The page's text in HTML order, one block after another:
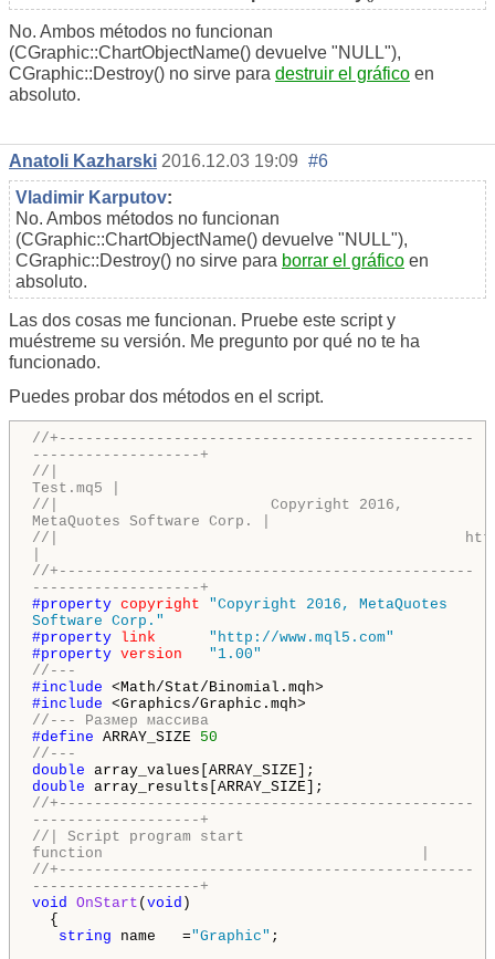
No. Ambos métodos no funcionan
(CGraphic::ChartObjectName() devuelve "NULL"),
CGraphic::Destroy() no sirve para destruir el gráfico en
absoluto.
Anatoli Kazharski 2016.12.03 19:09 #6
Vladimir Karputov:
No. Ambos métodos no funcionan
(CGraphic::ChartObjectName() devuelve "NULL"),
CGraphic::Destroy() no sirve para borrar el gráfico en
absoluto.
Las dos cosas me funcionan. Pruebe este script y
muéstreme su versión. Me pregunto por qué no te ha
funcionado.
Puedes probar dos métodos en el script.
//+-----------------------------------------------
-------------------+
//
Test.mq5 |
//| Copyright 2016,
MetaQuotes Software Corp. |
//| http://
//+-----------------------------------------------
-------------------+
#property copyright
"Copyright 2016, MetaQuotes
Software Corp."
#property link
"http://www.mql5.com"
#property version
"1.00"
//---
#include <Math/Stat/Binomial.mqh>
#include <Graphics/Graphic.mqh>
//--- Размер массива
#define ARRAY_SIZE 50
//---
double array_values[ARRAY_SIZE];
double array_results[ARRAY_SIZE];
//+-----------------------------------------------
-------------------+
//| Script program start
function |
//+-----------------------------------------------
-------------------+
void
OnStart (void )
{
string name ="Graphic" ;